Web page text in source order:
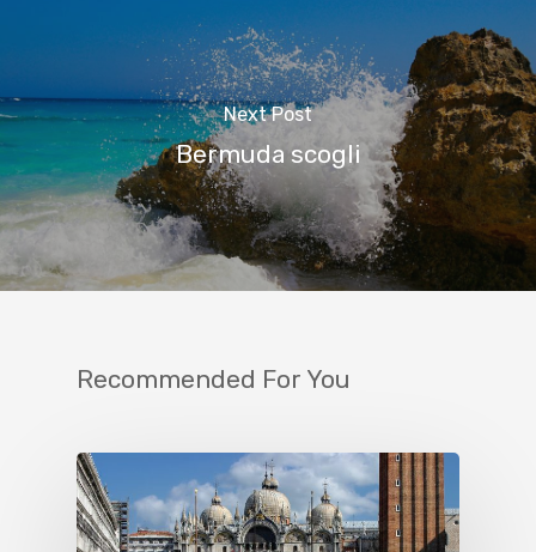
Next Post
Bermuda scogli
Recommended For You